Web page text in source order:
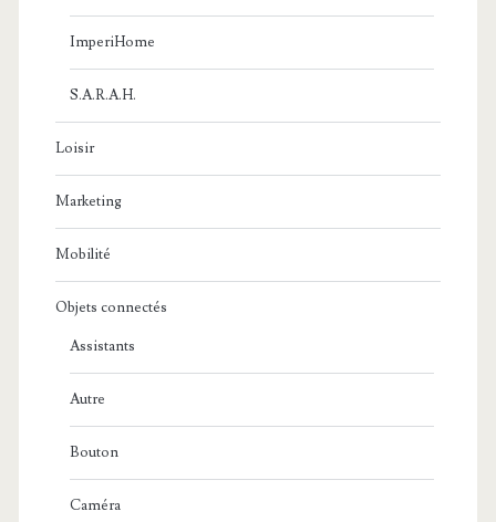
ImperiHome
S.A.R.A.H.
Loisir
Marketing
Mobilité
Objets connectés
Assistants
Autre
Bouton
Caméra